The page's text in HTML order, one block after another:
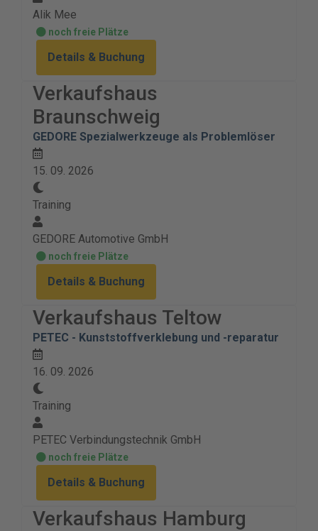
Alik Mee
noch freie Plätze
Details & Buchung
Verkaufshaus
Braunschweig
GEDORE Spezialwerkzeuge als Problemlöser
15. 09. 2026
Training
GEDORE Automotive GmbH
noch freie Plätze
Details & Buchung
Verkaufshaus Teltow
PETEC - Kunststoffverklebung und -reparatur
16. 09. 2026
Training
PETEC Verbindungstechnik GmbH
noch freie Plätze
Details & Buchung
Verkaufshaus Hamburg